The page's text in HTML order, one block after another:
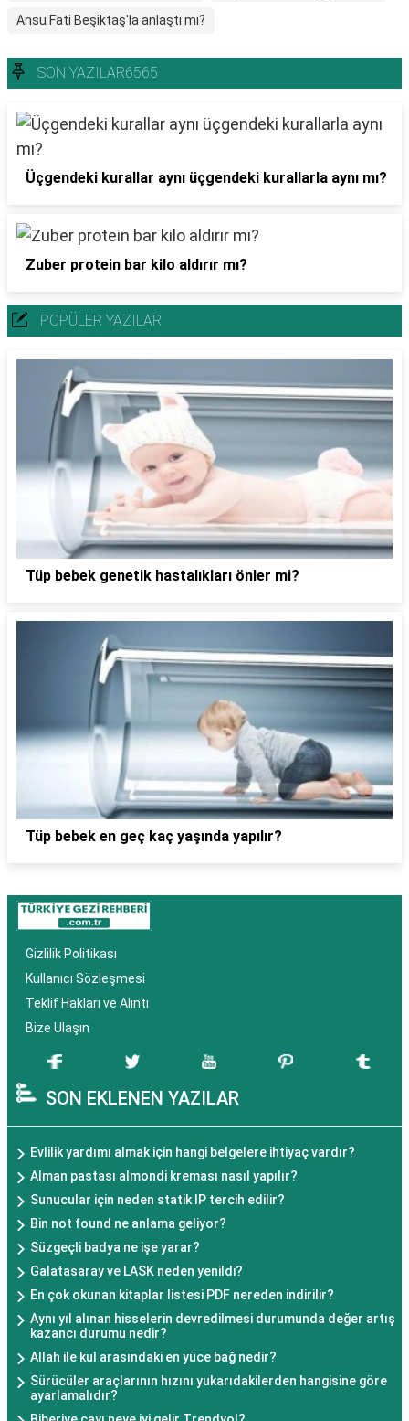
Ansu Fati Beşiktaş'la anlaştı mı?
SON YAZILAR6565
Üçgendeki kurallar aynı üçgendeki kurallarla aynı mı?
Zuber protein bar kilo aldırır mı?
POPÜLER YAZILAR
Tüp bebek genetik hastalıkları önler mi?
Tüp bebek en geç kaç yaşında yapılır?
Gizlilik Politikası
Kullanıcı Sözleşmesi
Teklif Hakları ve Alıntı
Bize Ulaşın
SON EKLENEN YAZILAR
Evlilik yardımı almak için hangi belgelere ihtiyaç vardır?
Alman pastası almondi kreması nasıl yapılır?
Sunucular için neden statik IP tercih edilir?
Bin not found ne anlama geliyor?
Süzgeçli badya ne işe yarar?
Galatasaray ve LASK neden yenildi?
En çok okunan kitaplar listesi PDF nereden indirilir?
Aynı yıl alınan hisselerin devredilmesi durumunda değer artış
kazancı durumu nedir?
Allah ile kul arasındaki en yüce bağ nedir?
Sürücüler araçlarının hızını yukarıdakilerden hangisine göre
ayarlamalıdır?